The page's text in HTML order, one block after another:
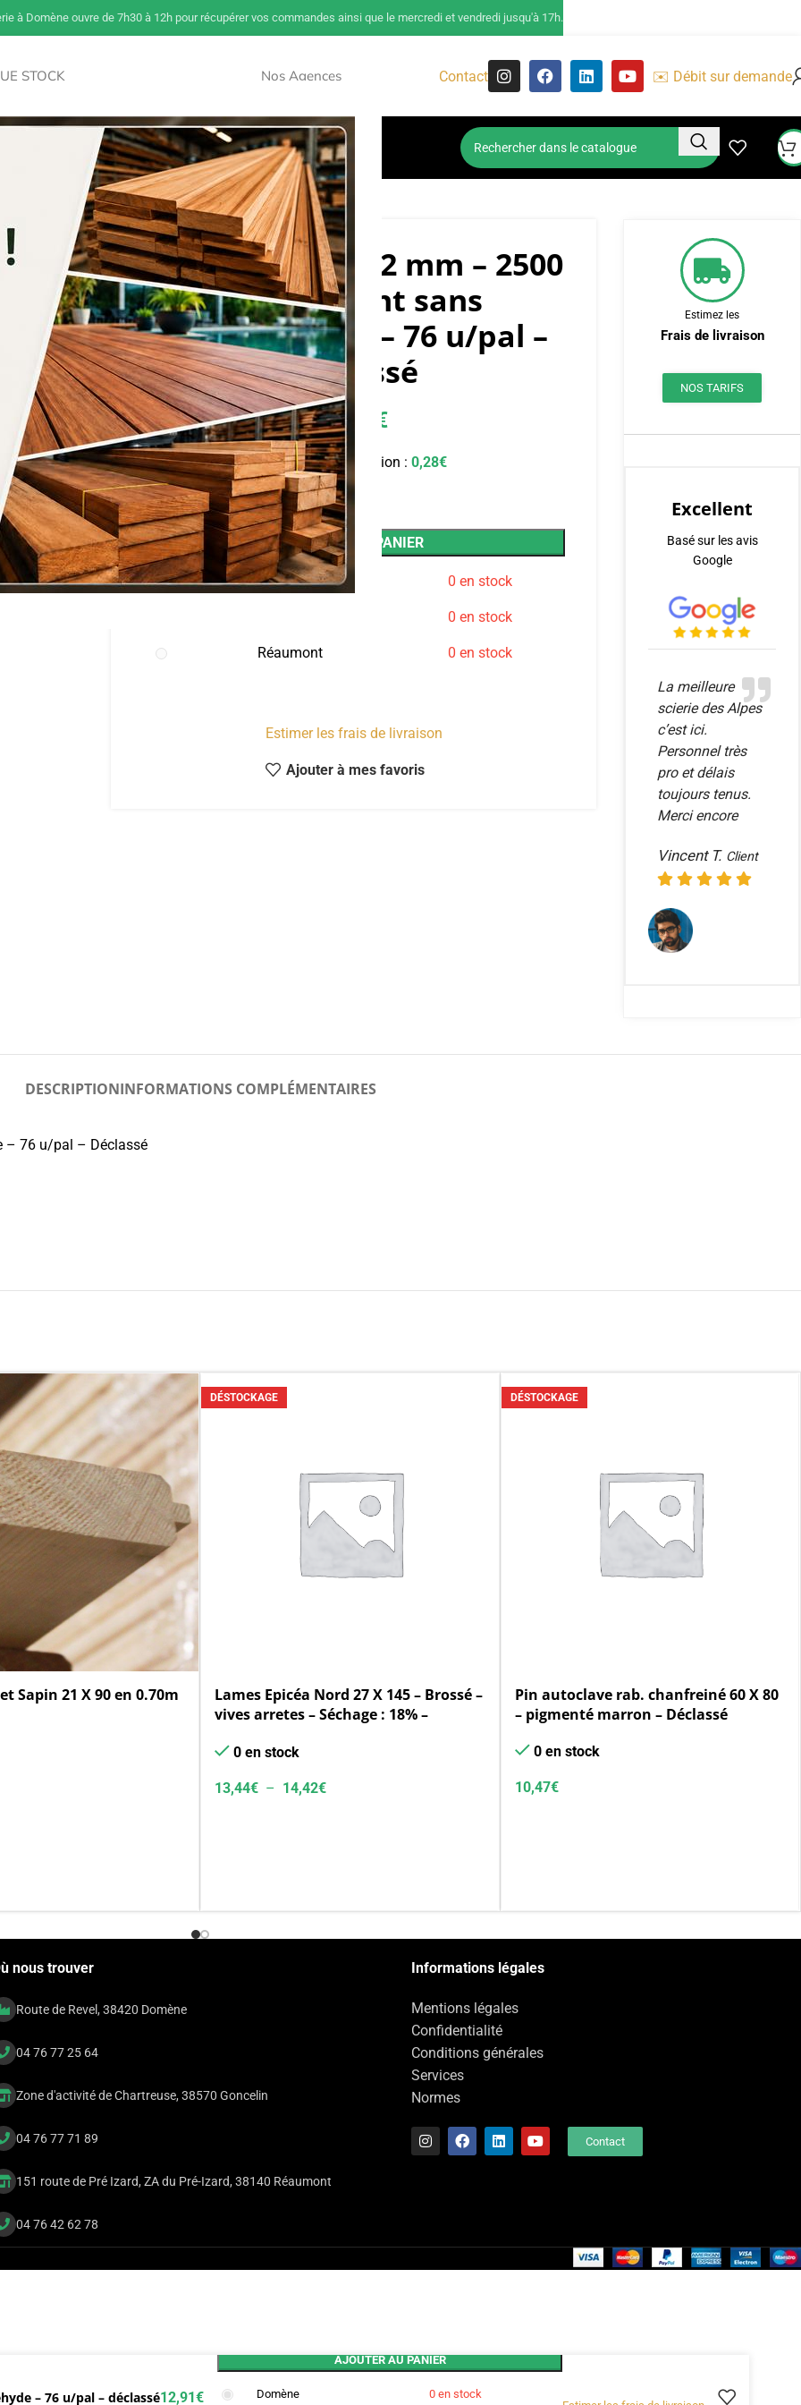
STOCK Nos Agences Contact ✉️ Débit sur demande
Sur Le Bois Paiement Et Livraison Accès Pros
NOUVEAU
sans formaldéhyde – 76 u/pal – déclassé
Dalles OSB 3 – 12 mm – 2500
X 675 – liant sans
formaldéhyde – 76 u/pal –
déclassé
12,91 €
Dont éco-participation : 0,28€
AJOUTER AU PANIER
Domène 0 en stock
0 en stock
Réaumont 0 en stock
Estimer les frais de livraison
Ajouter à mes favoris
Estimez les
Frais de livraison
NOS TARIFS
Excellent
Basé sur les avis
Google
La meilleure
scierie des Alpes
c’est ici.
Personnel très
pro et délais
toujours tenus.
Merci encore
Vincent T. Client
DESCRIPTIONINFORMATIONS COMPLÉMENTAIRES
– 76 u/pal – Déclassé
Sapin 21 X 90 en 0.70m
DÉSTOCKAGE
Lames Epicéa Nord 27 X 145 – Brossé –
vives arretes – Séchage : 18% –
0 en stock
13,44€ – 14,42€
DÉSTOCKAGE
Pin autoclave rab. chanfreiné 60 X 80
– pigmenté marron – Déclassé
0 en stock
10,47€
nous trouver
Route de Revel, 38420 Domène
04 76 77 25 64
Zone d'activité de Chartreuse, 38570 Goncelin
04 76 77 71 89
151 route de Pré Izard, ZA du Pré-Izard, 38140 Réaumont
04 76 42 62 78
Informations légales
Mentions légales
Confidentialité
Conditions générales
Services
Normes
Contact
à Domène ouvre de 7h30 à 12h pour récupérer vos commandes ainsi que le mercredi et vendredi jusqu'à 17h.
– 76 u/pal – déclassé12,91€
AJOUTER AU PANIER
Domène
0 en stock